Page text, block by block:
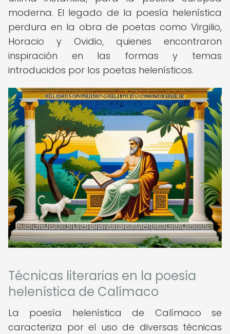
moderna. El legado de la poesía helenística
perdura en la obra de poetas como Virgilio,
Horacio y Ovidio, quienes encontraron
inspiración en las formas y temas
introducidos por los poetas helenísticos.
Técnicas literarias en la poesía
helenística de Calímaco
La poesía helenística de Calímaco se
caracteriza por el uso de diversas técnicas